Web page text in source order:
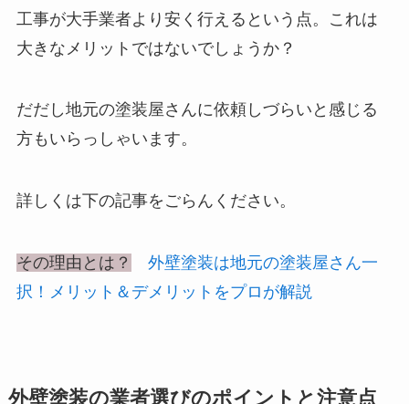
工事が大手業者より安く行えるという点。これは
大きなメリットではないでしょうか？
だだし地元の塗装屋さんに依頼しづらいと感じる
方もいらっしゃいます。
詳しくは下の記事をごらんください。
その理由とは？
外壁塗装は地元の塗装屋さん一
択！メリット＆デメリットをプロが解説
外壁塗装の業者選びのポイントと注意点